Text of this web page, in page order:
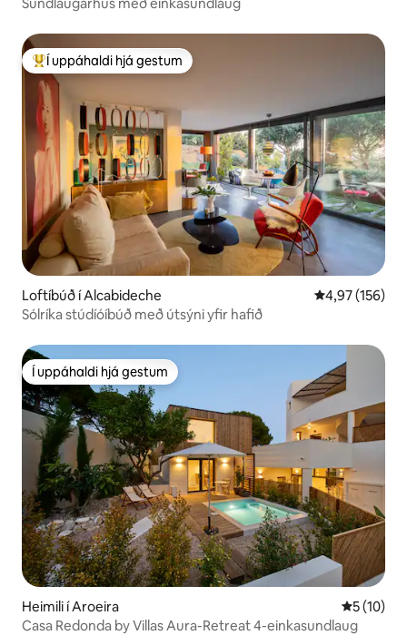
Í mestu uppáhaldi hjá gestum
Í uppáhaldi hjá gestum
Loftíbúð í Alcabideche 4,97 af 5 í
4,97 (156)
Sólríka stúdíóíbúð með útsýni yfir hafið
Í uppáhaldi hjá gestum
Í uppáhaldi hjá gestum
Heimili í Aroeira 5 af 5 í
5 (10)
Casa Redonda by Villas Aura-Retreat 4-einkasundlaug